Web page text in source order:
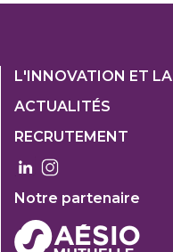
Footer
1
Col
3
L'INNOVATION ET LA
ACTUALITÉS
RECRUTEMENT
Notre partenaire